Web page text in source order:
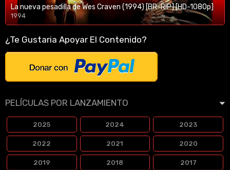
La nueva pesadilla de Wes Craven (1994) [BR-RIP] [HD-1080p]
1994
1080p/720p
¿Te Gustaria Apoyar El Contenido?
PELÍCULAS POR LANZAMIENTO
2025 2024 2023
2022 2021 2020
2019 2018 2017